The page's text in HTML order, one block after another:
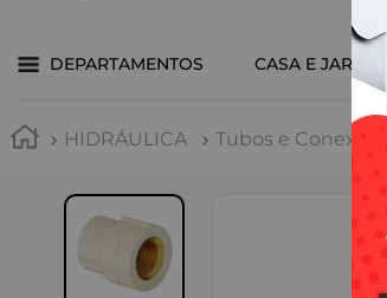
DEPARTAMENTOS CASA E JARDIM
HIDRÁULICA Tubos e Conexões